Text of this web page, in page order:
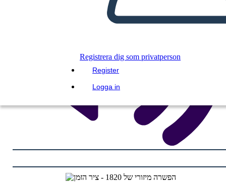
Registrera dig som privatperson
Register
Logga in